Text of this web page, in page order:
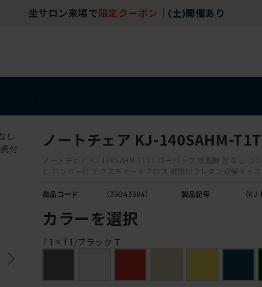
坐サロン来場で限定クーポン｜(土)開催あり
ノートチェア KJ-140SAHM-
ノートチェア KJ-140SAHM-T1T1 ローバック 樹脂脚 肘なし ラ
し ハンガー付 テクスチャードクロス 抵抗付ウレタン双輪キャ
商品コード （35043384） 製品記号 （
カラーを選択
T1×T1/ブラックＴ